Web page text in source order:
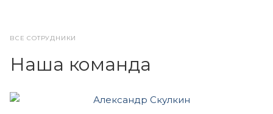
ВСЕ СОТРУДНИКИ
Наша команда